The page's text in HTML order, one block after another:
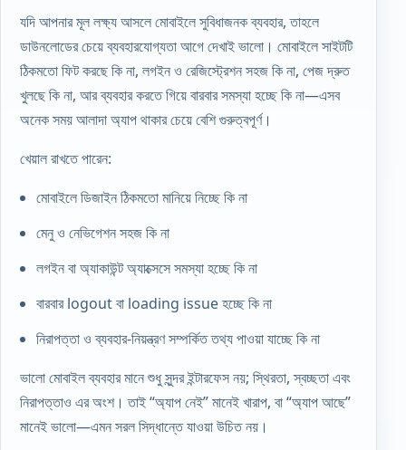
যদি আপনার মূল লক্ষ্য আসলে মোবাইলে সুবিধাজনক ব্যবহার, তাহলে
ডাউনলোডের চেয়ে ব্যবহারযোগ্যতা আগে দেখাই ভালো। মোবাইলে সাইটটি
ঠিকমতো ফিট করছে কি না, লগইন ও রেজিস্ট্রেশন সহজ কি না, পেজ দ্রুত
খুলছে কি না, আর ব্যবহার করতে গিয়ে বারবার সমস্যা হচ্ছে কি না—এসব
অনেক সময় আলাদা অ্যাপ থাকার চেয়ে বেশি গুরুত্বপূর্ণ।
খেয়াল রাখতে পারেন:
মোবাইলে ডিজাইন ঠিকমতো মানিয়ে নিচ্ছে কি না
মেনু ও নেভিগেশন সহজ কি না
লগইন বা অ্যাকাউন্ট অ্যাক্সেসে সমস্যা হচ্ছে কি না
বারবার logout বা loading issue হচ্ছে কি না
নিরাপত্তা ও ব্যবহার-নিয়ন্ত্রণ সম্পর্কিত তথ্য পাওয়া যাচ্ছে কি না
ভালো মোবাইল ব্যবহার মানে শুধু সুন্দর ইন্টারফেস নয়; স্থিরতা, স্বচ্ছতা এবং
নিরাপত্তাও এর অংশ। তাই “অ্যাপ নেই” মানেই খারাপ, বা “অ্যাপ আছে”
মানেই ভালো—এমন সরল সিদ্ধান্তে যাওয়া উচিত নয়।